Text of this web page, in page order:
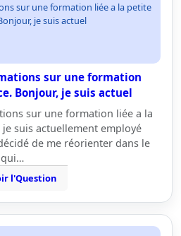
sur une formation liée a la petite
je suis actuel
sur une formation
Bonjour, je suis actuel
sur une formation liée a la
suis actuellement employé
de me réorienter dans le
qui…
l'Question